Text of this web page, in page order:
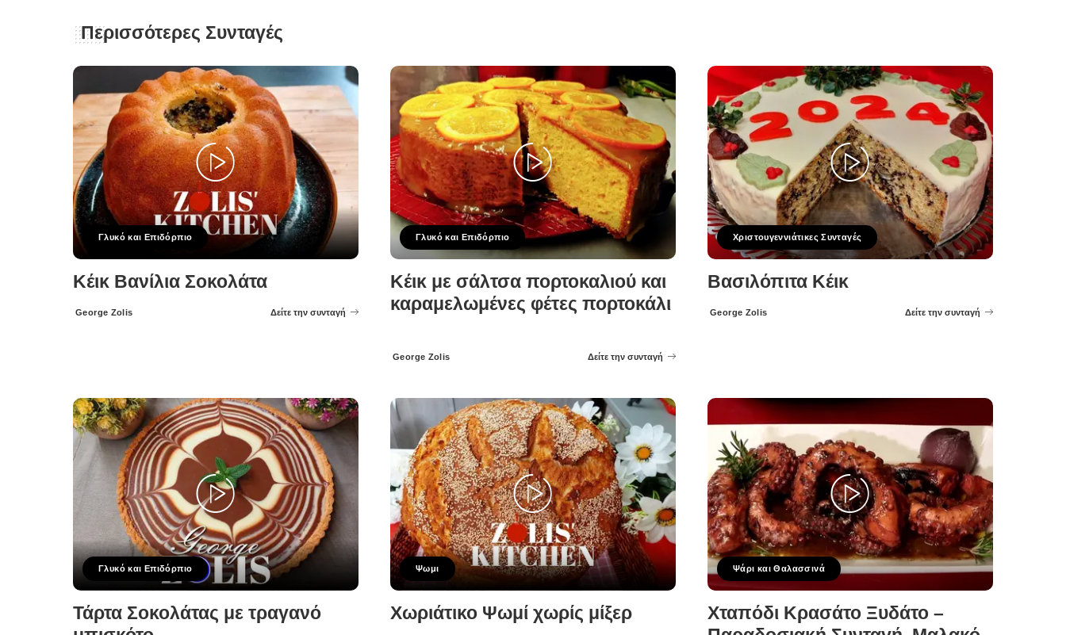
Περισσότερες Συνταγές
Γλυκό και Επιδόρπιο
Κέικ Βανίλια Σοκολάτα
Posted
George Zolis Δείτε την συνταγή
Γλυκό και Επιδόρπιο
Κέικ με σάλτσα πορτοκαλιού και
καραμελωμένες φέτες πορτοκάλι
Posted
George Zolis Δείτε την συνταγή
Χριστουγεννιάτικες Συνταγές
Βασιλόπιτα Κέικ
Posted
George Zolis Δείτε την συνταγή
Γλυκό και Επιδόρπιο
Τάρτα Σοκολάτας με τραγανό
Ψωμι
Χωριάτικο Ψωμί χωρίς μίξερ
Ψάρι και Θαλασσινά
Χταπόδι Κρασάτο Ξυδάτο –